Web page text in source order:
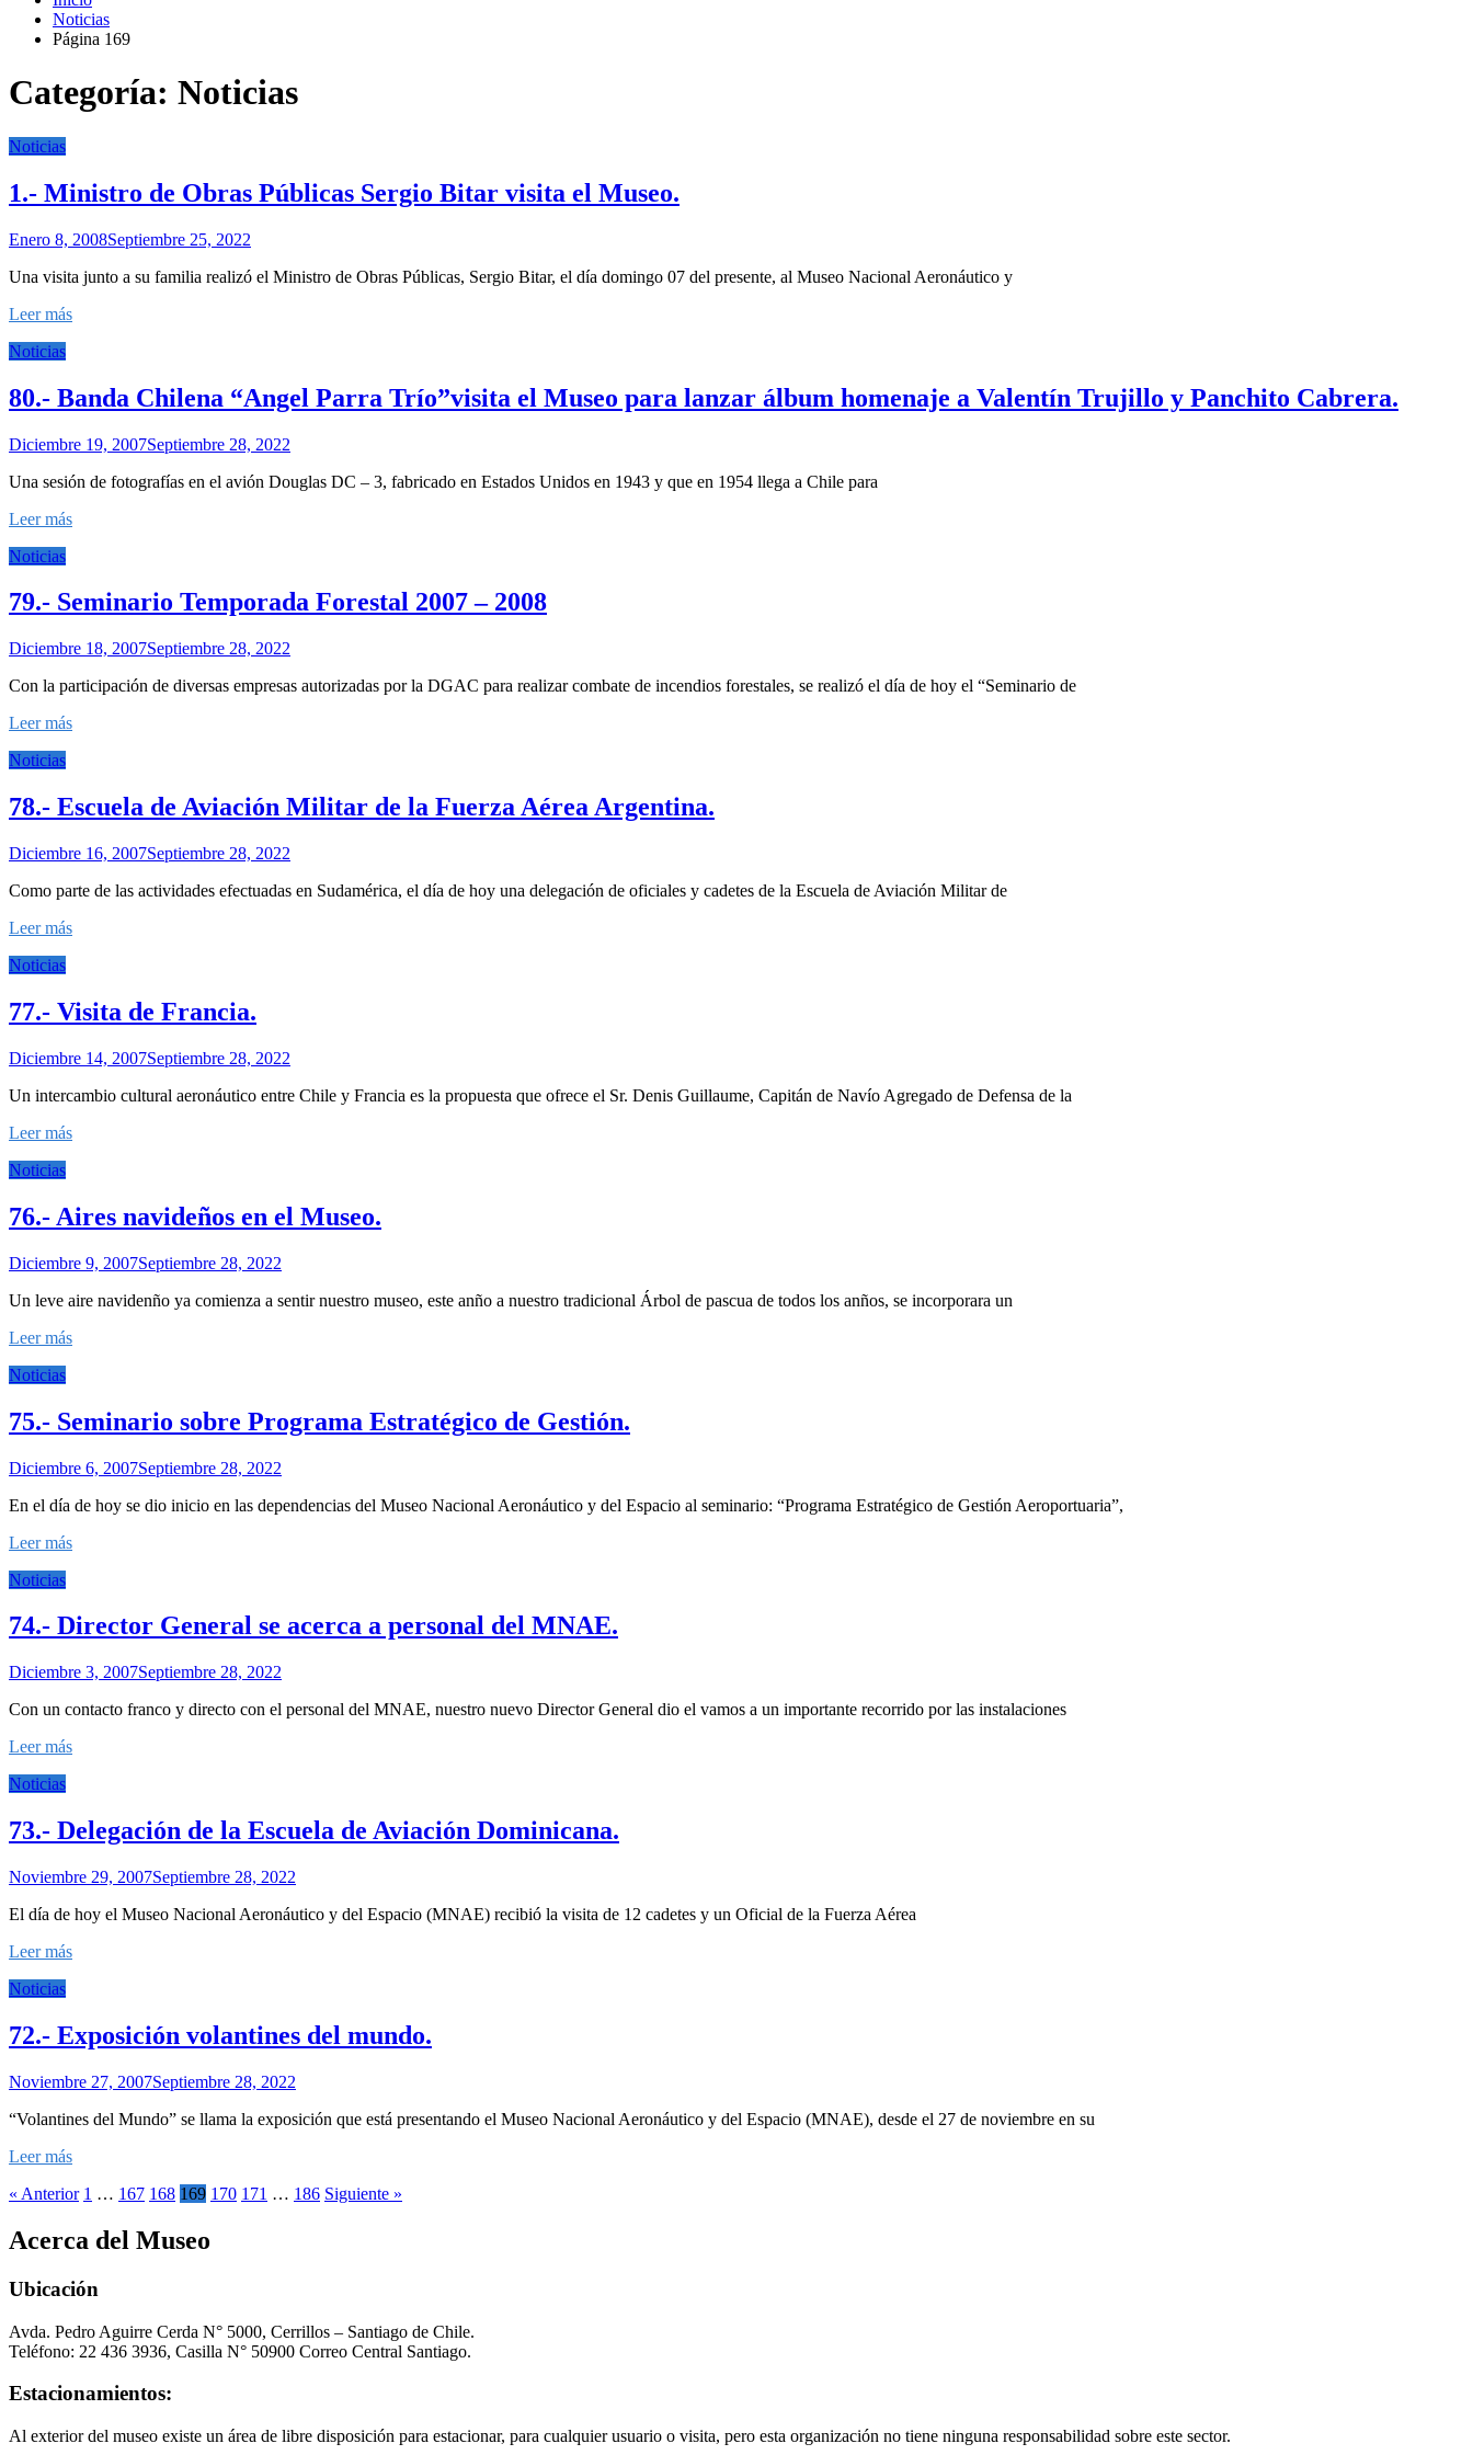
Noticias
Página 169
Categoría: Noticias
Noticias
1.- Ministro de Obras Públicas Sergio Bitar visita el Museo.
Enero 8, 2008Septiembre 25, 2022
Una visita junto a su familia realizó el Ministro de Obras Públicas, Sergio Bitar, el día domingo 07 del presente, al Museo Nacional Aeronáutico y
Leer más
Noticias
80.- Banda Chilena “Angel Parra Trío”visita el Museo para lanzar álbum homenaje a Valentín Trujillo y Panchito Cabrera.
Diciembre 19, 2007Septiembre 28, 2022
Una sesión de fotografías en el avión Douglas DC – 3, fabricado en Estados Unidos en 1943 y que en 1954 llega a Chile para
Leer más
Noticias
79.- Seminario Temporada Forestal 2007 – 2008
Diciembre 18, 2007Septiembre 28, 2022
Con la participación de diversas empresas autorizadas por la DGAC para realizar combate de incendios forestales, se realizó el día de hoy el “Seminario de
Leer más
Noticias
78.- Escuela de Aviación Militar de la Fuerza Aérea Argentina.
Diciembre 16, 2007Septiembre 28, 2022
Como parte de las actividades efectuadas en Sudamérica, el día de hoy una delegación de oficiales y cadetes de la Escuela de Aviación Militar de
Leer más
Noticias
77.- Visita de Francia.
Diciembre 14, 2007Septiembre 28, 2022
Un intercambio cultural aeronáutico entre Chile y Francia es la propuesta que ofrece el Sr. Denis Guillaume, Capitán de Navío Agregado de Defensa de la
Leer más
Noticias
76.- Aires navideños en el Museo.
Diciembre 9, 2007Septiembre 28, 2022
Un leve aire navidenño ya comienza a sentir nuestro museo, este anño a nuestro tradicional Árbol de pascua de todos los anños, se incorporara un
Leer más
Noticias
75.- Seminario sobre Programa Estratégico de Gestión.
Diciembre 6, 2007Septiembre 28, 2022
En el día de hoy se dio inicio en las dependencias del Museo Nacional Aeronáutico y del Espacio al seminario: “Programa Estratégico de Gestión Aeroportuaria”,
Leer más
Noticias
74.- Director General se acerca a personal del MNAE.
Diciembre 3, 2007Septiembre 28, 2022
Con un contacto franco y directo con el personal del MNAE, nuestro nuevo Director General dio el vamos a un importante recorrido por las instalaciones
Leer más
Noticias
73.- Delegación de la Escuela de Aviación Dominicana.
Noviembre 29, 2007Septiembre 28, 2022
El día de hoy el Museo Nacional Aeronáutico y del Espacio (MNAE) recibió la visita de 12 cadetes y un Oficial de la Fuerza Aérea
Leer más
Noticias
72.- Exposición volantines del mundo.
Noviembre 27, 2007Septiembre 28, 2022
“Volantines del Mundo” se llama la exposición que está presentando el Museo Nacional Aeronáutico y del Espacio (MNAE), desde el 27 de noviembre en su
Leer más
« Anterior 1 … 167 168 169 170 171 … 186 Siguiente »
Acerca del Museo
Ubicación
Avda. Pedro Aguirre Cerda N° 5000, Cerrillos – Santiago de Chile.
Teléfono: 22 436 3936, Casilla N° 50900 Correo Central Santiago.
Estacionamientos:
Al exterior del museo existe un área de libre disposición para estacionar, para cualquier usuario o visita, pero esta organización no tiene ninguna responsabilidad sobre este sector.